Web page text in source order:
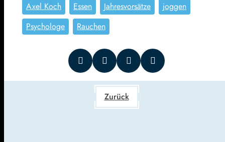
Axel Koch Essen Jahresvorsätze
joggen
Psychologe
Rauchen
Zurück